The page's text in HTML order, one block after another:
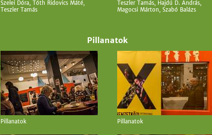
Szelei Dóra, Tóth Ridovics Máté,
Teszler Tamás
Teszler Tamás, Hajdú D. András,
Magocsi Márton, Szabó Balázs
Pillanatok
Pillanatok Pillanatok